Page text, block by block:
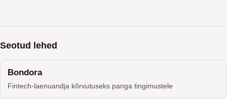
Seotud lehed
Bondora
Fintech-laenuandja kõrvutuseks panga tingimustele